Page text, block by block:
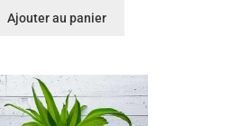
Ajouter au panier